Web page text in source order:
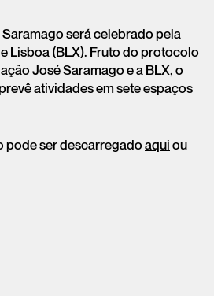
será celebrado pela
Lisboa (BLX). Fruto do protocolo
José Saramago e a BLX, o
atividades em sete espaços
pode ser descarregado aqui ou